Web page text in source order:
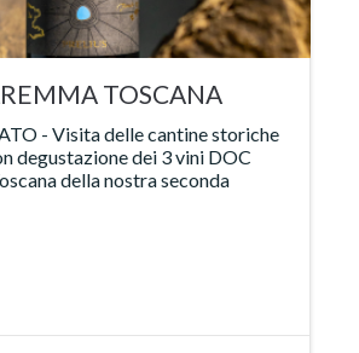
TOSCANA
- Visita delle cantine storiche
degustazione dei 3 vini DOC
della nostra seconda